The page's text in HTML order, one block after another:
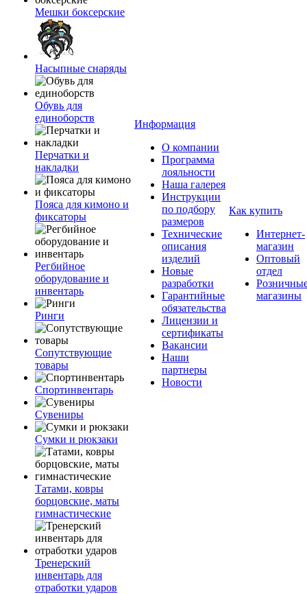
Мешки боксерские
Насыпные снаряды
Обувь для
единоборств
Перчатки и
накладки
Пояса для кимоно и
фиксаторы
Регбийное
оборудование и
инвентарь
Ринги
Сопутствующие
товары
Спортинвентарь
Сувениры
Сумки и рюкзаки
Татами, ковры
борцовские, маты
гимнастические
Тренерский
инвентарь для
отработки ударов
Информация
О компании
Программа
лояльности
Наша галерея
Инструкции
по подбору
размеров
Технические
описания
изделий
Новые
разработки
Гарантийные
обязательства
Лицензии и
сертификаты
Вакансии
Наши
партнеры
Новости
Как купить
Интернет-
магазин
Оптовый
отдел
магазины